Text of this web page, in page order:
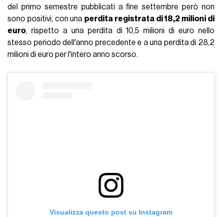
del primo semestre pubblicati a fine settembre però non
sono positivi, con una perdita registrata di 18,2 milioni di
euro, rispetto a una perdita di 10,5 milioni di euro nello
stesso periodo dell'anno precedente e a una perdita di 28,2
milioni di euro per l'intero anno scorso.
Visualizza questo post su Instagram